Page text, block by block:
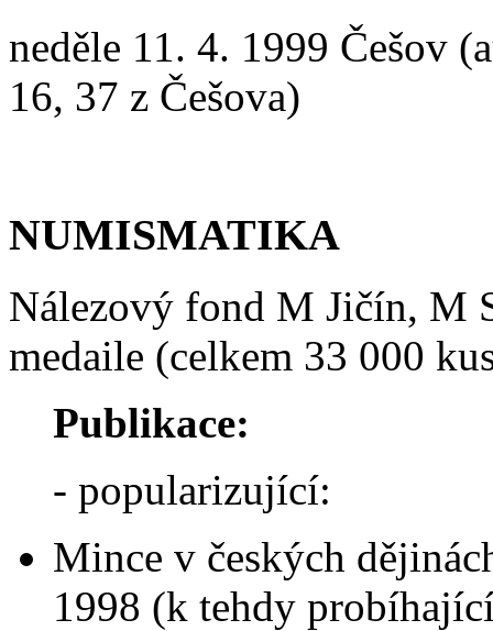
neděle 11. 4. 1999 Češov
16, 37 z Češova)
NUMISMATIKA
Nálezový fond M Jičín, M
medaile (celkem 33 000
Publikace:
- popularizující:
Mince v českých
1998 (k tehdy